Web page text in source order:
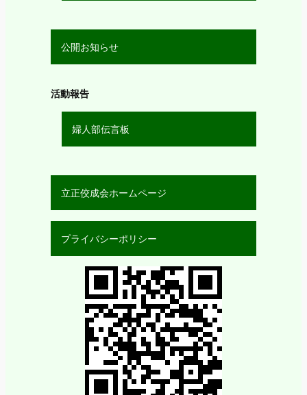
公開お知らせ
活動報告
婦人部伝言板
立正佼成会ホームページ
プライバシーポリシー